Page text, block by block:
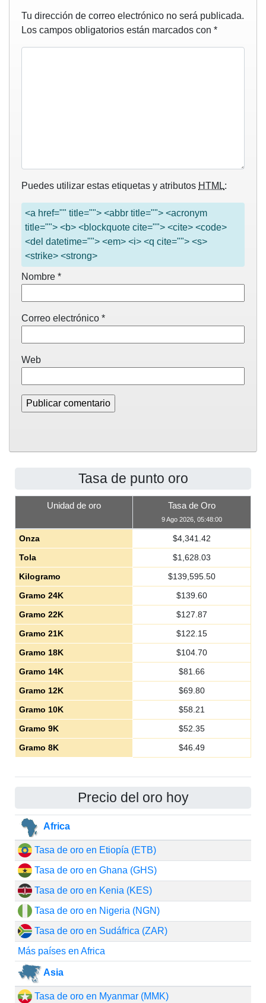
Tu dirección de correo electrónico no será publicada.
Los campos obligatorios están marcados con *
Puedes utilizar estas etiquetas y atributos HTML:
<a href="" title=""> <abbr title=""> <acronym
title=""> <b> <blockquote cite=""> <cite> <code>
<del datetime=""> <em> <i> <q cite=""> <s>
<strike> <strong>
Nombre *
Correo electrónico *
Web
Tasa de punto oro
Unidad de oro Tasa de Oro
9 Ago 2026, 05:48:00
Onza $4,341.42
Tola
$1,628.03
Kilogramo
$139,595.50
Gramo 24K
$139.60
Gramo 22K
$127.87
Gramo 21K
$122.15
Gramo 18K
$104.70
Gramo 14K
$81.66
Gramo 12K
$69.80
Gramo 10K
$58.21
Gramo 9K
$52.35
Gramo 8K
$46.49
Precio del oro hoy
Africa
Tasa de oro en Etiopía (ETB)
Tasa de oro en Ghana (GHS)
Tasa de oro en Kenia (KES)
Tasa de oro en Nigeria (NGN)
Tasa de oro en Sudáfrica (ZAR)
Más países en Africa
Asia
Tasa de oro en Myanmar (MMK)